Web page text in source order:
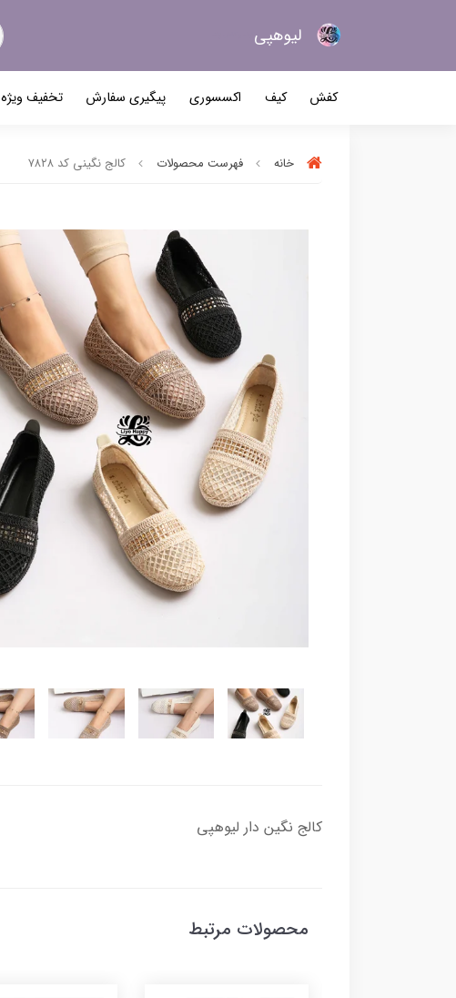
لیو‌هپی
کفش کیف اکسسوری پیگیری سفارش تخفیف ویژه
خانه فهرست محصولات کالج نگینی کد ۷۸۲۸
کالج نگین دار لیوهپی
محصولات مرتبط